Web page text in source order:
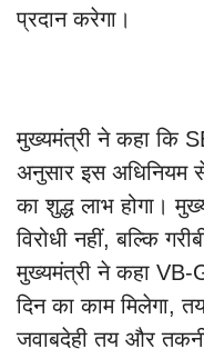
प्रदान करेगा।
मुख्यमंत्री ने कहा कि
अनुसार इस अधिनियम
का शुद्ध लाभ होगा।
विरोधी नहीं, बल्कि
मुख्यमंत्री ने कहा VB-
दिन का काम मिलेगा,
जवाबदेही तय और